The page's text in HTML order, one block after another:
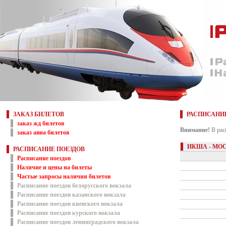
ЗАКАЗ БИЛЕТОВ
заказ жд билетов
заказ авиа билетов
РАСПИСАНИЕ ПОЕЗДОВ
Расписание поездов
Наличие и цены на билеты
Частые запросы наличия билетов
Расписание поездов белорусского вокзала
Расписание поездов казанского вокзала
Расписание поездов киевского вокзала
Расписание поездов курского вокзала
Расписание поездов ленинградского вокзала
Внимание! В
ИКША -